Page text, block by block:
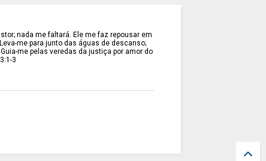
nada me faltará. Ele me faz repousar em
me para junto das águas de descanso;
me pelas veredas da justiça por amor do
3